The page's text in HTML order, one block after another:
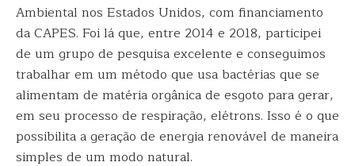
Ambiental nos Estados Unidos, com financiamento
da CAPES. Foi lá que, entre 2014 e 2018, participei
de um grupo de pesquisa excelente e conseguimos
trabalhar em um método que usa bactérias que se
alimentam de matéria orgânica de esgoto para gerar,
em seu processo de respiração, elétrons. Isso é o que
possibilita a geração de energia renovável de maneira
simples de um modo natural.